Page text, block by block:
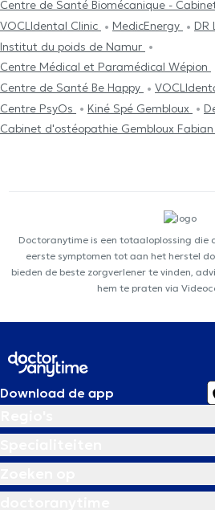
Centre de Santé Biomécanique -
VOCLIdental Clinic
MedicEnergy
DR
Institut du poids de Namur
Centre Médical et Paramédical Wépion
Centre de Santé Be Happy
Centre PsyOs
Kiné Spé Gembloux
Cabinet d'ostéopathie Gembloux
Doctoranytime is een totaaloplossing
eerste symptomen tot aan het herstel
bieden de beste zorgverlener te vinden,
hem te praten via
Download de app